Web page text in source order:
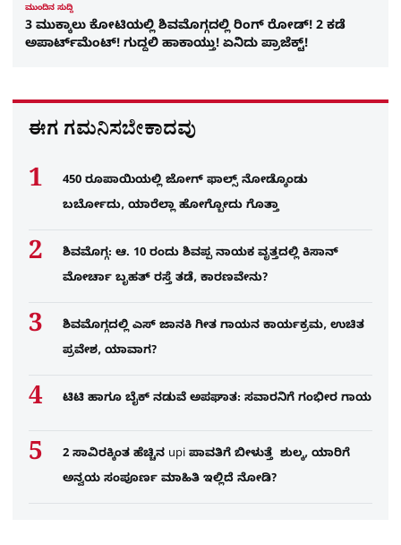
ಮುಂದಿನ ಸುದ್ದಿ
3 ಮುಕ್ಕಾಲು ಕೋಟಿಯಲ್ಲಿ ಶಿವಮೊಗ್ಗದಲ್ಲಿ ರಿಂಗ್​ ರೋಡ್! 2 ಕಡೆ
ಅಪಾರ್ಟ್​ಮೆಂಟ್​! ಗುದ್ದಲಿ ಹಾಕಾಯ್ತು! ಏನಿದು ಪ್ರಾಜೆಕ್ಟ್!
ಈಗ ಗಮನಿಸಬೇಕಾದವು
450 ರೂಪಾಯಿಯಲ್ಲಿ ಜೋಗ್​ ಫಾಲ್ಸ್​ ನೋಡ್ಕೊಂಡು
ಬರ್ಬೋದು, ಯಾರೆಲ್ಲಾ ಹೋಗ್ಬೋದು ಗೊತ್ತಾ
ಶಿವಮೊಗ್ಗ: ಆ. 10 ರಂದು ಶಿವಪ್ಪ ನಾಯಕ ವೃತ್ತದಲ್ಲಿ ಕಿಸಾನ್
ಮೋರ್ಚಾ ಬೃಹತ್ ರಸ್ತೆ ತಡೆ, ಕಾರಣವೇನು?
ಶಿವಮೊಗ್ಗದಲ್ಲಿ ಎಸ್​ ಜಾನಕಿ ಗೀತ ಗಾಯನ ಕಾರ್ಯಕ್ರಮ, ಉಚಿತ
ಪ್ರವೇಶ, ಯಾವಾಗ?
ಟಿಟಿ ಹಾಗೂ ಬೈಕ್ ನಡುವೆ ಅಪಘಾತ: ಸವಾರನಿಗೆ ಗಂಭೀರ ಗಾಯ
2 ಸಾವಿರಕ್ಕಿಂತ ಹೆಚ್ಚಿನ upi ಪಾವತಿಗೆ ಬೀಳುತ್ತೆ ಶುಲ್ಕ, ಯಾರಿಗೆ
ಅನ್ವಯ ಸಂಪೂರ್ಣ ಮಾಹಿತಿ ಇಲ್ಲಿದೆ ನೋಡಿ?